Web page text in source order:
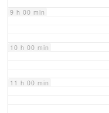
9 h 00 min
10 h 00 min
11 h 00 min